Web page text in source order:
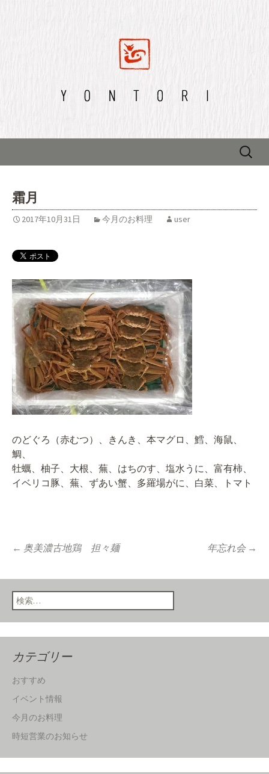
四鳥のブログ
検
霜月
2017年10月31日 今月のお料理 user
のどぐろ（赤むつ）、きんき、本マグロ、鱈、海鼠、
鯛、
牡蠣、柚子、大根、蕪、はちのす、塩水うに、富有柿、
イベリコ豚、蕪、ずあい蟹、多羅場がに、白菜、トマト
← 奥美濃古地鶏 担々麺 年忘れ会 →
検索:
カテゴリー
おすすめ
イベント情報
今月のお料理
時短営業のお知らせ